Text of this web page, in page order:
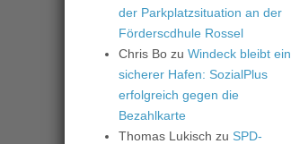
der Parkplatzsituation an der
Förderscdhule Rossel
Chris Bo zu Windeck bleibt ein
sicherer Hafen: SozialPlus
erfolgreich gegen die
Bezahlkarte
Thomas Lukisch zu SPD-